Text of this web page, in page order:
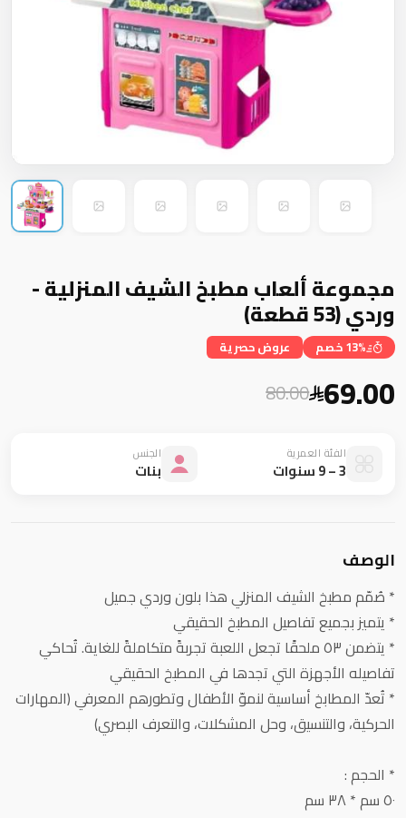
مجموعة ألعاب مطبخ الشيف المنزلية -
وردي (53 قطعة)
13% خصم عروض حصرية
69.00
80.00
الفئة العمرية
3 – 9 سنوات
الجنس
بنات
الوصف
* صُمّم مطبخ الشيف المنزلي هذا بلون وردي جميل
* يتميز بجميع تفاصيل المطبخ الحقيقي
* يتضمن ٥٣ ملحقًا تجعل اللعبة تجربةً متكاملةً للغاية. تُحاكي
تفاصيله الأجهزة التي تجدها في المطبخ الحقيقي
* تُعدّ المطابخ أساسية لنموّ الأطفال وتطورهم المعرفي (المهارات
الحركية، والتنسيق، وحل المشكلات، والتعرف البصري)
* الحجم :
٥٠ سم * ٣٨ سم